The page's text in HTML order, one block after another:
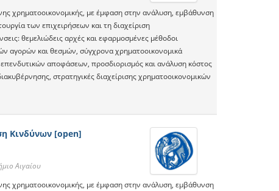
χρηματοοικονομικής, με έμφαση στην ανάλυση, εμβάθυνση
των επιχειρήσεων και τη διαχείριση
θεμελιώδεις αρχές και εφαρμοσμένες μέθοδοι
αγορών και θεσμών, σύγχρονα χρηματοοικονομικά
αποφάσεων, προσδιορισμός και ανάλυση κόστος
στρατηγικές διαχείρισης χρηματοοικονομικών
Κινδύνων [open]
Αιγαίου
χρηματοοικονομικής, με έμφαση στην ανάλυση, εμβάθυνση